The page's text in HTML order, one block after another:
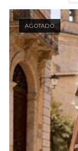
AGOTADO